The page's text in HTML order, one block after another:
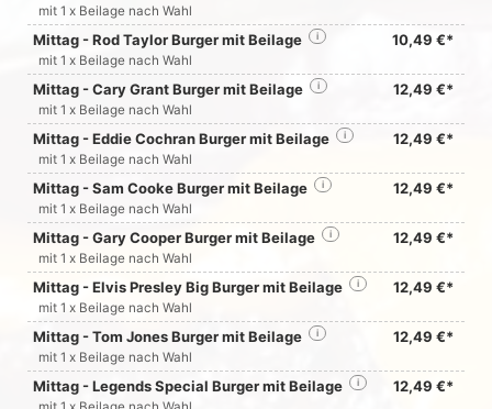
mit 1 x Beilage nach Wahl
Mittag - Rod Taylor Burger mit Beilage 10,49 €*
i
mit 1 x Beilage nach Wahl
Mittag - Cary Grant Burger mit Beilage 12,49 €*
i
mit 1 x Beilage nach Wahl
Mittag - Eddie Cochran Burger mit Beilage 12,49 €*
i
mit 1 x Beilage nach Wahl
Mittag - Sam Cooke Burger mit Beilage 12,49 €*
i
mit 1 x Beilage nach Wahl
Mittag - Gary Cooper Burger mit Beilage 12,49 €*
i
mit 1 x Beilage nach Wahl
Mittag - Elvis Presley Big Burger mit Beilage 12,49 €*
i
mit 1 x Beilage nach Wahl
Mittag - Tom Jones Burger mit Beilage 12,49 €*
i
mit 1 x Beilage nach Wahl
Mittag - Legends Special Burger mit Beilage 12,49 €*
i